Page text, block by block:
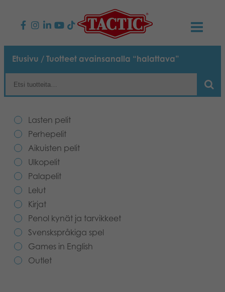
KAUPPA
Lasten pelit
Aikuisten pelit
Ulkopelit
Lelut
Kirjat
Arkistoidut tuotteet
AJANKOHTAISTA
Tapa toimia
Vastuullisuus
Tarina
YHTEYSTIEDOT
Ota yhteyttä
Reklamaatiot
Sivustot
Medialle
PLAY CLUB
OSTOSKORI
OMA TILI
Etusivu / Tuotteet avainsanalla “halattava”
Lasten pelit
Perhepelit
Aikuisten pelit
Ulkopelit
Palapelit
Lelut
Kirjat
Penol kynät ja tarvikkeet
Svenskspråkiga spel
Games in English
Outlet